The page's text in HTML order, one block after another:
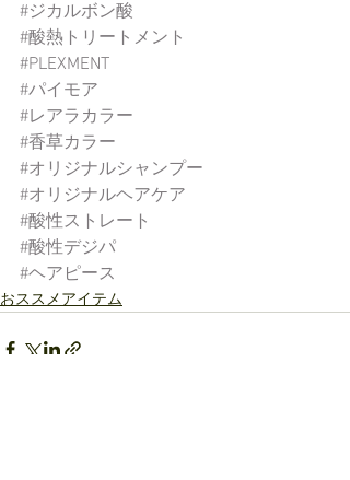
#ジカルボン酸
#酸熱トリートメント
#PLEXMENT
#パイモア
#レアラカラー
#香草カラー
#オリジナルシャンプー
#オリジナルヘアケア
#酸性ストレート
#酸性デジパ
#ヘアピース
おススメアイテム